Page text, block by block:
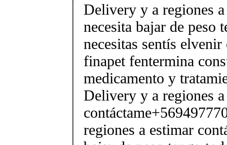
Delivery y a regiones
necesita bajar de peso
necesitas sentís
finapet fentermina
medicamento y
Delivery y a regiones
regiones a estimar